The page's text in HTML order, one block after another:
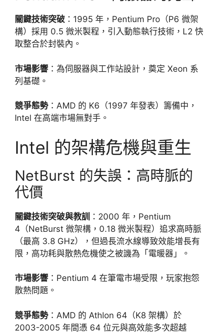
關鍵技術突破 ：1995 年，Pentium Pro（P6 微架
構）採用 0.5 微米製程，引入動態執行技術，L2 快
取整合於封裝內。
市場影響 ：為伺服器與工作站設計，奠定 Xeon 系
列基礎。
競爭態勢：AMD 的 K6（1997 年發表）籌備中，
Intel 在高端市場無對手。
Intel 的架構危機與重生
NetBurst 的失誤：高時脈的
代價
關鍵技術突破與教訓
：2000 年，Pentium
4（NetBurst 微架構，0.18 微米製程）追求高時脈
（最高 3.8 GHz），但過長流水線導致效能增長有
限，高功耗與散熱危機使之被譏為「電暖器」。
市場影響 ：Pentium 4 在筆電市場受限，玩家抱怨
散熱問題。
競爭態勢：AMD 的 Athlon 64（K8 架構）於
2003-2005 年間憑 64 位元與高效能多次超越